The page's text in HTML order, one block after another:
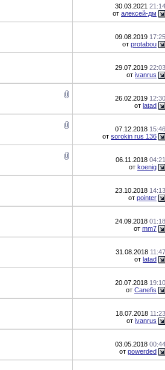
30.03.2021 21:14
от алексей-дм
09.08.2019 17:25
от protabou
29.07.2019 22:03
от ivanrus
26.02.2019 12:30
от latad
07.12.2018 15:46
от sorokin rus 136
06.11.2018 04:21
от koenig
23.10.2018 14:13
от pointer
24.09.2018 01:18
от mm7
31.08.2018 11:47
от latad
20.07.2018 19:10
от Canefis
18.07.2018 11:23
от ivanrus
03.05.2018 00:44
от powerded